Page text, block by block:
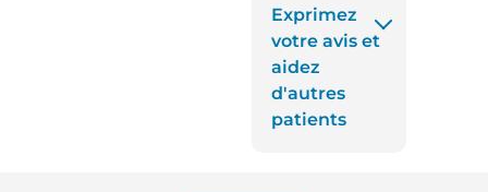
Exprimez
votre avis et
aidez
d'autres
patients